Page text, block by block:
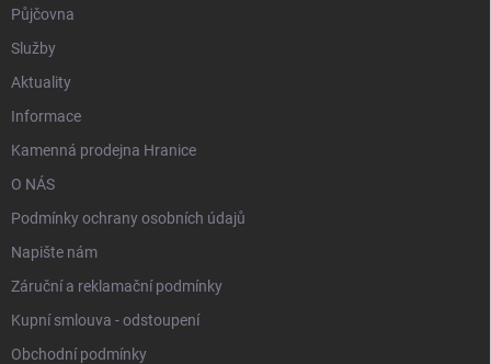
Půjčovna
Služby
Aktuality
Informace
Kamenná prodejna Hranice
O NÁS
Podmínky ochrany osobních údajů
Napište nám
Záruční a reklamační podmínky
Kupní smlouva - odstoupení
Obchodní podmínky